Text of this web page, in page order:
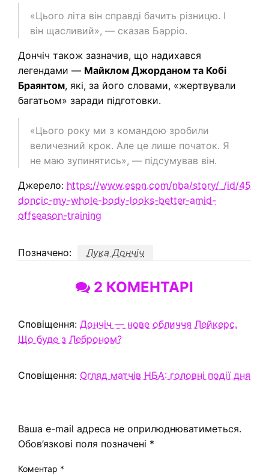
«Цього літа він справді бачить різницю. І
він щасливий», — сказав Барріо.
Дончіч також зазначив, що надихався
легендами — Майклом Джорданом та Кобі
Браянтом, які, за його словами, «жертвували
багатьом» заради підготовки.
«Цього року ми з командою зробили
величезний крок. Але це лише початок. Я
не маю зупинятись», — підсумував він.
Джерело: https://www.espn.com/nba/story/_/id/
doncic-my-whole-body-looks-better-amid-
offseason-training
Позначено: Лука Дончіч
2 КОМЕНТАРІ
Сповіщення: Дончіч — нове обличчя Лейкерс.
Що буде з Леброном?
Сповіщення: Огляд матчів НБА: головні події дня
Ваша e-mail адреса не оприлюднюватиметься.
Обов’язкові поля позначені *
Коментар *